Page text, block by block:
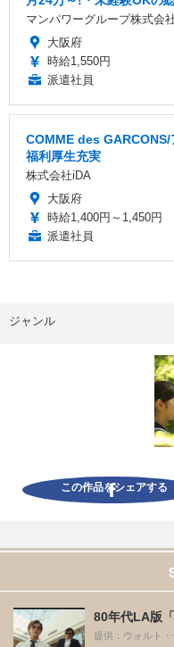
マンパワーグループ株式会
大阪府
時給1,550円
派遣社員
COMME des
福利厚生充実
株式会社iDA
大阪府
時給1,400円～1,450円
派遣社員
ジャンル
この作品をシェアする
80年代LA版
提供：ウォルト